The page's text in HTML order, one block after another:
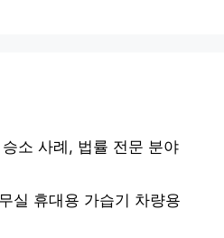
소 사례, 법률 전문 분야
실 휴대용 가습기 차량용